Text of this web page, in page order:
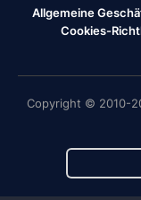
Allgemeine
Cookies-
Copyright © 2010-